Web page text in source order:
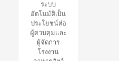
ระบบ
อัตโนมัติเป็น
ประโยชน์ต่อ
ผู้ควบคุมและ
ผู้จัดการ
โรงงาน